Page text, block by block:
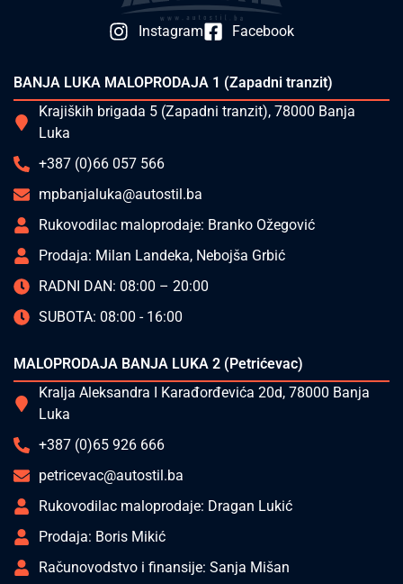
Instagram Facebook
BANJA LUKA MALOPRODAJA 1 (Zapadni tranzit)
Krajiških brigada 5 (Zapadni tranzit), 78000 Banja
Luka
+387 (0)66 057 566
mpbanjaluka@autostil.ba
Rukovodilac maloprodaje: Branko Ožegović
Prodaja: Milan Landeka, Nebojša Grbić
RADNI DAN: 08:00 – 20:00
SUBOTA: 08:00 - 16:00
MALOPRODAJA BANJA LUKA 2 (Petrićevac)
Kralja Aleksandra I Karađorđevića 20d, 78000 Banja
Luka
+387 (0)65 926 666
petricevac@autostil.ba
Rukovodilac maloprodaje: Dragan Lukić
Prodaja: Boris Mikić
Računovodstvo i finansije: Sanja Mišan